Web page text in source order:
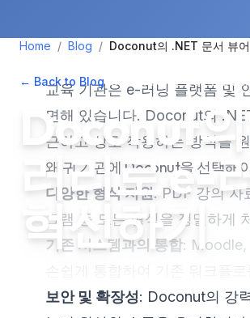
Home / Blog / Doconut의 .NET 문서 뷰
← Back to Blog• December 6, 2024• 2
Doconut
러리로 e-
혁신하기
교육 기관은 e-러닝 플랫폼 및
면해 있습니다. Doconut의
근하고 상호 작용하는 방식을
왜 귀 기관에 Doconut을 선택해
다양한 형식 지원: PDF 강의 자
그램 등 모든 형식을 정밀하게
기존 시스템과의 통합: Moodle,
보안 및 확장성: Doconut의 강